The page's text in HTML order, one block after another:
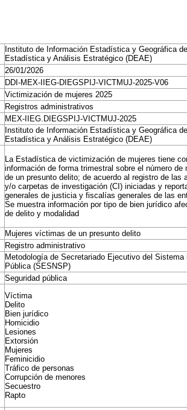
Instituto de Información Estadística y Geográfica
Estadística y Análisis Estratégico (DEAE)
26/01/2026
DDI-MEX-IIEG-DIEGSPIJ-VICTMUJ-2025-V06
Victimización de mujeres 2025
Registros administrativos
MEX-IIEG.DIEGSPIJ-VICTMUJ-2025
Instituto de Información Estadística y Geográfica
Estadística y Análisis Estratégico (DEAE)
La Estadística de victimización de mujeres tiene
información de forma trimestral sobre el número
de un presunto delito; de acuerdo al registro de las
y/o carpetas de investigación (CI) iniciadas y
generales de justicia y fiscalías generales de las
Se muestra información por tipo de bien jurídico
de delito y modalidad
Mujeres víctimas de un presunto delito
Registro administrativo
Metodología de Secretariado Ejecutivo del Sistema
Pública (SESNSP)
Seguridad pública
Víctima
Delito
Bien jurídico
Homicidio
Lesiones
Extorsión
Mujeres
Feminicidio
Tráfico de personas
Corrupción de menores
Secuestro
Rapto